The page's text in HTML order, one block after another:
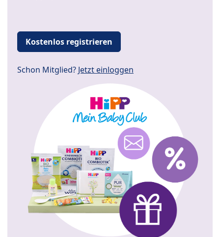
Kostenlos registrieren
Schon Mitglied? Jetzt einloggen